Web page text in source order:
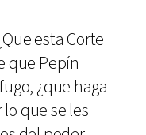
esta Corte
que Pepín
¿que haga
que se les